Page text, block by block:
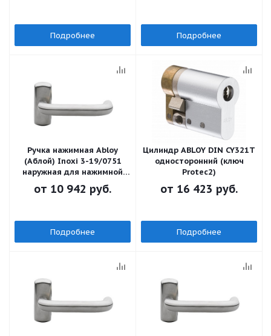
Подробнее Подробнее
Ручка нажимная Abloy
(Аблой) Inoxi 3-19/0751
наружная для нажимной
штанги
от 10 942 руб.
Подробнее
Цилиндр ABLOY DIN CY321T
односторонний (ключ
Protec2)
от 16 423 руб.
Подробнее